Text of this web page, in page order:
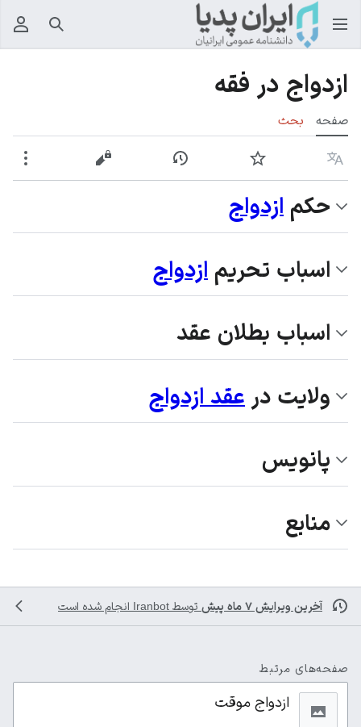
جستجو
ازدواج در فقه
صفحه بحث
زبان پیگیری نمایش تاریخچهنمایش مبدأ
حكم ازدواج
اسباب تحريم ازدواج
اسباب بطلان عقد
ولايت در عقد ازدواج
پانویس
منابع
آخرین ویرایش ۷ ماه پیش توسط Iranbot انجام شده است
صفحه‌های مرتبط
ازدواج موقت